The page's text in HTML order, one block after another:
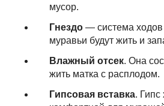
мусор.
Гнездо — система ходов
муравьи будут жить и
Влажный отсек. Она
жить матка с расплодом.
Гипсовая вставка.